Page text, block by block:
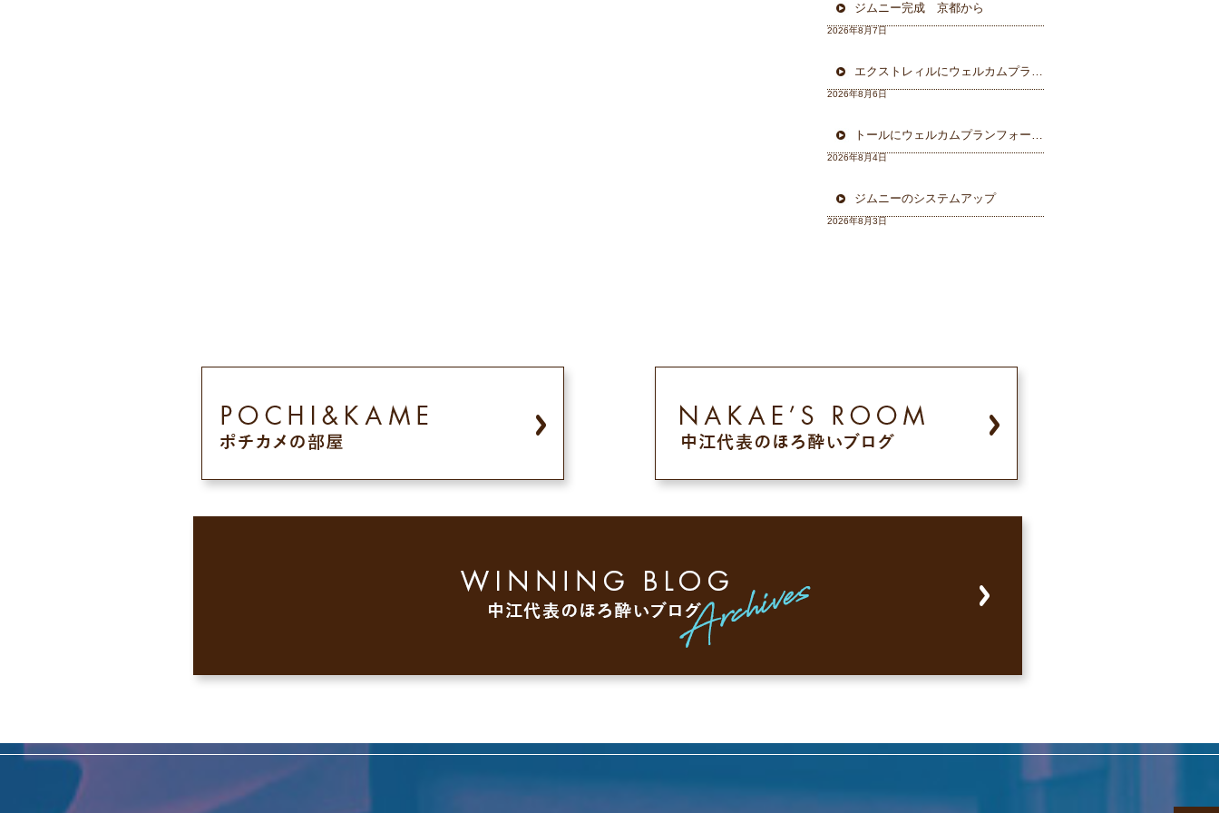
ジムニー完成 京都から
2026年8月7日
エクストレィルにウェルカムプラン フォーカル三重県から
2026年8月6日
トールにウェルカムプランフォーカルスピーカー＆ウーハー
2026年8月4日
ジムニーのシステムアップ
2026年8月3日